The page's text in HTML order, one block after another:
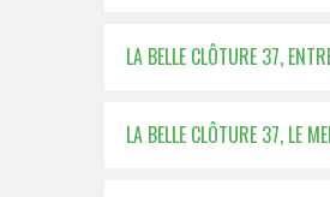
LA BELLE CLÔTURE 37,
LA BELLE CLÔTURE 37, LE